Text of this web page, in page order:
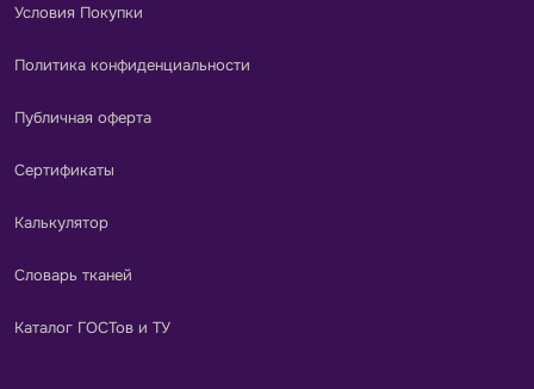
Условия Покупки
Политика конфиденциальности
Публичная оферта
Сертификаты
Калькулятор
Словарь тканей
Каталог ГОСТов и ТУ